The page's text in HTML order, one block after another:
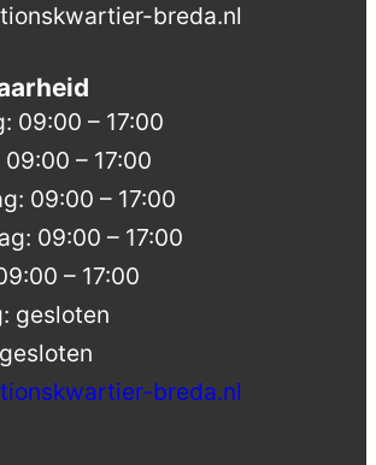
breda.nl
09:00 – 17:00
– 17:00
09:00 – 17:00
09:00 – 17:00
– 17:00
gesloten
breda.nl